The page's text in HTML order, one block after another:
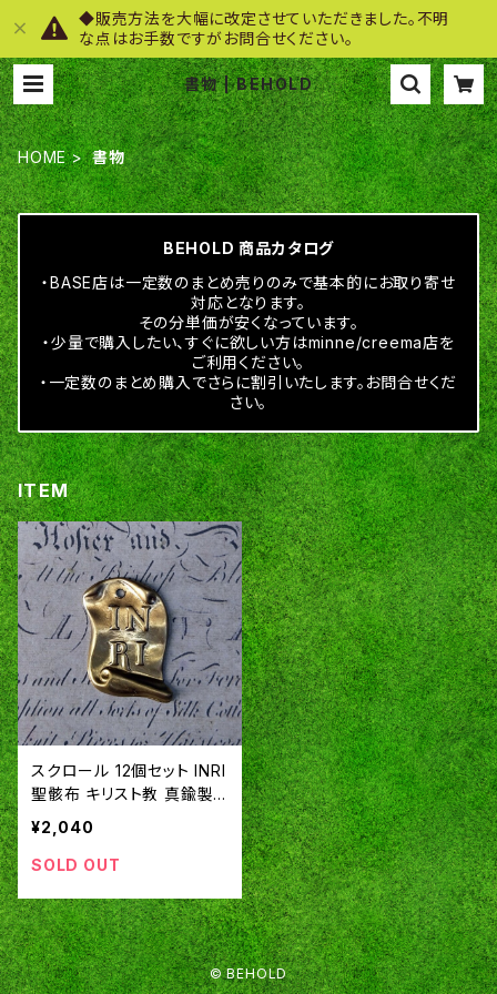
◆販売方法を大幅に改定させていただきました。不明
な点はお手数ですがお問合せください。
書物 | BEHOLD
HOME 書物
BEHOLD 商品カタログ
・BASE店は一定数のまとめ売りのみで基本的にお取り寄せ
対応となります。
その分単価が安くなっています。
・少量で購入したい、すぐに欲しい方はminne/creema店を
ご利用ください。
・一定数のまとめ購入でさらに割引いたします。お問合せくだ
さい。
ITEM
スクロール 12個セット INRI
聖骸布 キリスト教 真鍮製
アメリカ製 SA149
¥2,040
SOLD OUT
© BEHOLD